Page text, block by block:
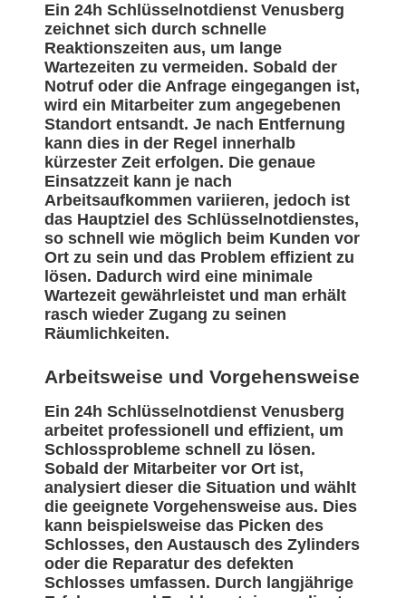
Ein 24h Schlüsselnotdienst Venusberg
zeichnet sich durch schnelle
Reaktionszeiten aus, um lange
Wartezeiten zu vermeiden. Sobald der
Notruf oder die Anfrage eingegangen ist,
wird ein Mitarbeiter zum angegebenen
Standort entsandt. Je nach Entfernung
kann dies in der Regel innerhalb
kürzester Zeit erfolgen. Die genaue
Einsatzzeit kann je nach
Arbeitsaufkommen variieren, jedoch ist
das Hauptziel des Schlüsselnotdienstes,
so schnell wie möglich beim Kunden vor
Ort zu sein und das Problem effizient zu
lösen. Dadurch wird eine minimale
Wartezeit gewährleistet und man erhält
rasch wieder Zugang zu seinen
Räumlichkeiten.
Arbeitsweise und Vorgehensweise
Ein 24h Schlüsselnotdienst Venusberg
arbeitet professionell und effizient, um
Schlossprobleme schnell zu lösen.
Sobald der Mitarbeiter vor Ort ist,
analysiert dieser die Situation und wählt
die geeignete Vorgehensweise aus. Dies
kann beispielsweise das Picken des
Schlosses, den Austausch des Zylinders
oder die Reparatur des defekten
Schlosses umfassen. Durch langjährige